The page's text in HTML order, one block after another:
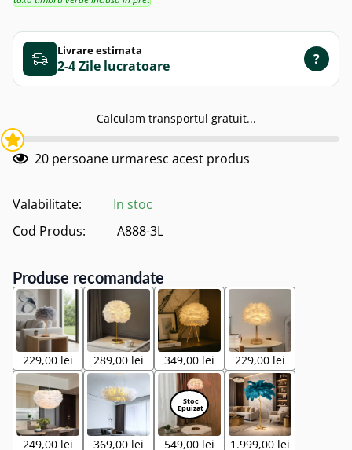
Livrare estimata
2-4 Zile ?
Calculam transportul gratuit...
20 persoane urmaresc acest produs
Valabilitate:
In stoc
Cod Produs:
A888-3L
Produse recomandate
229,00 lei 289,00 lei 349,00 lei 229,00 lei
249,00 lei 369,00 lei 549,00 lei 1.999,00 lei